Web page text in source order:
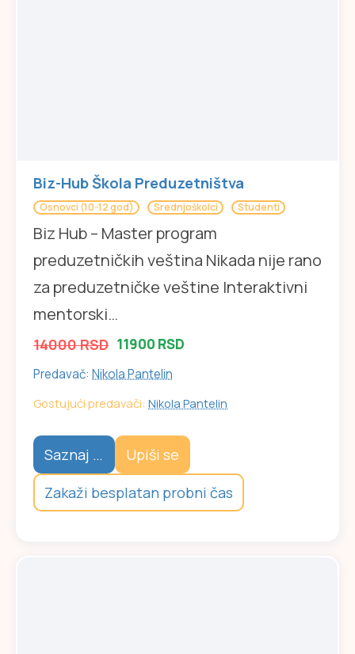
Biz-Hub Škola Preduzetništva
Osnovci (10-12 god) Srednjoškolci Studenti
Biz Hub – Master program
preduzetničkih veština Nikada nije rano
za preduzetničke veštine Interaktivni
mentorski…
14000 RSD 11900 RSD
Predavač: Nikola Pantelin
Gostujući predavači: Nikola Pantelin
Saznaj više
Upiši se
Zakaži besplatan probni čas